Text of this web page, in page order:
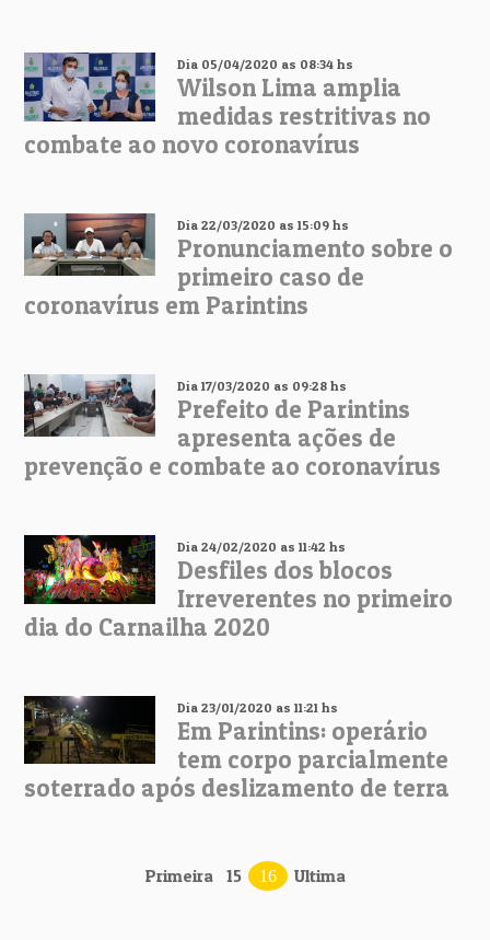
Dia 05/04/2020 as 08:34 hs
Wilson Lima amplia
medidas restritivas no
combate ao novo coronavírus
Dia 22/03/2020 as 15:09 hs
Pronunciamento sobre o
primeiro caso de
coronavírus em Parintins
Dia 17/03/2020 as 09:28 hs
Prefeito de Parintins
apresenta ações de
prevenção e combate ao coronavírus
Dia 24/02/2020 as 11:42 hs
Desfiles dos blocos
Irreverentes no primeiro
dia do Carnailha 2020
Dia 23/01/2020 as 11:21 hs
Em Parintins: operário
tem corpo parcialmente
soterrado após deslizamento de terra
Primeira 15 16 Ultima